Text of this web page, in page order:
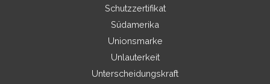
Schutzzertifikat
Südamerika
Unionsmarke
Unlauterkeit
Unterscheidungskraft